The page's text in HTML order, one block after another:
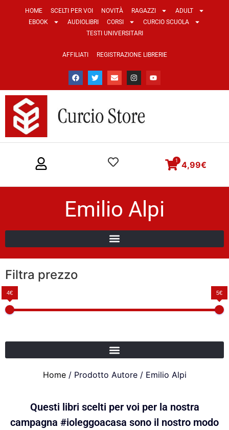
HOME SCELTI PER VOI NOVITÀ RAGAZZI
ADULT
EBOOK
AUDIOLIBRI CORSI
CURCIO SCUOLA
TESTI UNIVERSITARI
AFFILIATI REGISTRAZIONE LIBRERIE
4,99€
1
Emilio Alpi
Filtra prezzo
4€ 5€
Home/ Prodotto Autore / Emilio Alpi
Questi libri scelti per voi per la nostra
campagna #ioleggoacasa sono il nostro modo